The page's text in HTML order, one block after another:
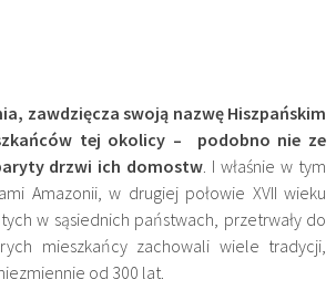
zawdzięcza swoją nazwę Hiszpańskim
tej okolicy – podobno nie ze
drzwi ich domostw. I właśnie w tym
Amazonii, w drugiej połowie XVII wieku
w sąsiednich państwach, przetrwały do
mieszkańcy zachowali wiele tradycji,
od 300 lat.